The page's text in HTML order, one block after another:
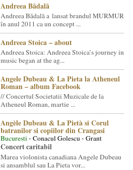
Andreea Bădală
Andreea Bădală a lansat brandul MURMUR
în anul 2011 ca un concept ...
Andreea Stoica – about
Andreea Stoica: Andreea Stoica’s journey in
music began at the ag...
Angele Dubeau & La Pieta la Atheneul
Roman – album Facebook
// Concertul Societatii Muzicale de la
Atheneul Roman, martie ...
Angèle Dubeau & La Pietà si Corul
batranilor si copiilor din Crangasi
Bucuresti- Conacul Golescu - Grant
Concert caritabil
Marea violonista canadiana Angele Dubeau
si ansamblul sau La Pieta vor...